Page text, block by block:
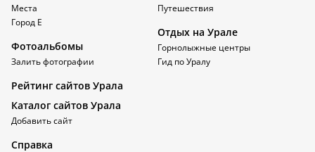
Места
Город Е
Фотоальбомы
Залить фотографии
Путешествия
Отдых на Урале
Горнолыжные центры
Гид по Уралу
Рейтинг сайтов Урала
Каталог сайтов Урала
Добавить сайт
Справка